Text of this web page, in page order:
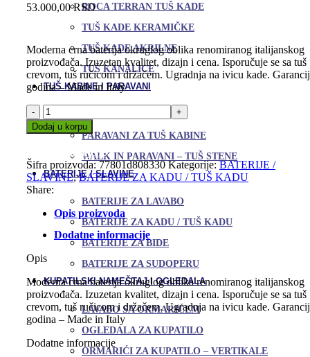
ROCA TERRAN TUŠ KADE
TUŠ KADE KERAMIČKE
TUŠ KADE AKRILNE
TUŠ KANALICE
TUŠ KABINE I PARAVANI
PARAVANI ZA TUŠ KABINE
WALK IN PARAVANI – TUŠ STENE
BATERIJE / SLAVINE
BATERIJE ZA LAVABO
BATERIJE ZA KADU / TUŠ KADU
BATERIJE ZA BIDE
BATERIJE ZA SUDOPERU
KUPATILSKI NAMEŠTAJ I OGLEDALA
LAVABO SA ORMARIĆEM
OGLEDALA ZA KUPATILO
ORMARIĆI ZA KUPATILO – VERTIKALE
53.000,00RSD
Moderna crna baterija okruglog oblika renomiranog italijanskog
proizvođača. Izuzetan kvalitet, dizajn i cena. Isporučuje se sa tuš
crevom, tuš ručicom i držačem. Ugradnja na ivicu kade.
godina – Made in Italy
Stojeća
Crna
baterija
LIGHT
količina
Dodaj u korpu
Dodaj u omiljene
Šifra proizvoda:77801d808330Kategorije: BATERIJE /
SLAVINE, BATERIJE ZA KADU / TUŠ KADU
Share:
Opis proizvoda
Dodatne informacije
Opis
Moderna crna baterija okruglog oblika renomiranog italijanskog
proizvođača. Izuzetan kvalitet, dizajn i cena. Isporučuje se sa tuš
crevom, tuš ručicom i držačem. Ugradnja na ivicu kade.
godina – Made in Italy
Dodatne informacije